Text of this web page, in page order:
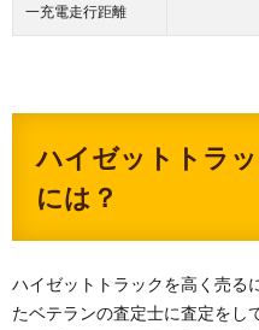
一充電走行距離
ハイゼットトラ
には？
ハイゼットトラックを高く売る
たベテランの査定士に査定をし